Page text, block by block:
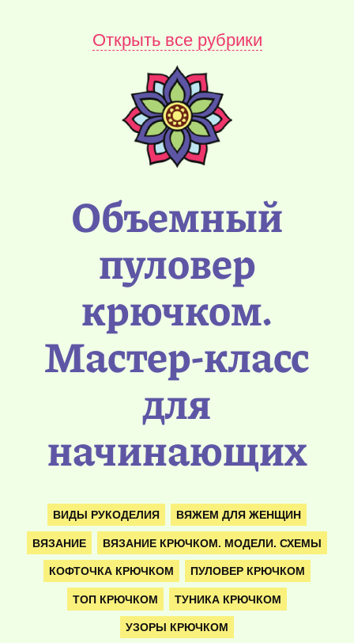
Открыть все рубрики
Объемный
пуловер
крючком.
Мастер-класс
для
начинающих
ВИДЫ РУКОДЕЛИЯ ВЯЖЕМ ДЛЯ ЖЕНЩИН
ВЯЗАНИЕ ВЯЗАНИЕ КРЮЧКОМ. МОДЕЛИ. СХЕМЫ
КОФТОЧКА КРЮЧКОМ ПУЛОВЕР КРЮЧКОМ
ТОП КРЮЧКОМ ТУНИКА КРЮЧКОМ
УЗОРЫ КРЮЧКОМ